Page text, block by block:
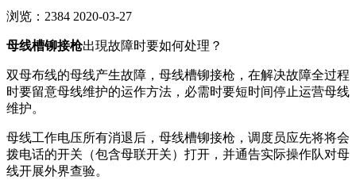
浏览：2384 2020-03-27
母线槽铆接枪出現故障时要如何处理？
双母布线的母线产生故障，母线槽铆接枪，在解决故障全过程
时要留意母线维护的运作方法，必需时要短时间停止运营母线
维护。
母线工作电压所有消退后，母线槽铆接枪，调度员应先将将会
拨电话的开关（包含母联开关）打开，并通告实际操作队对母
线开展外界查验。